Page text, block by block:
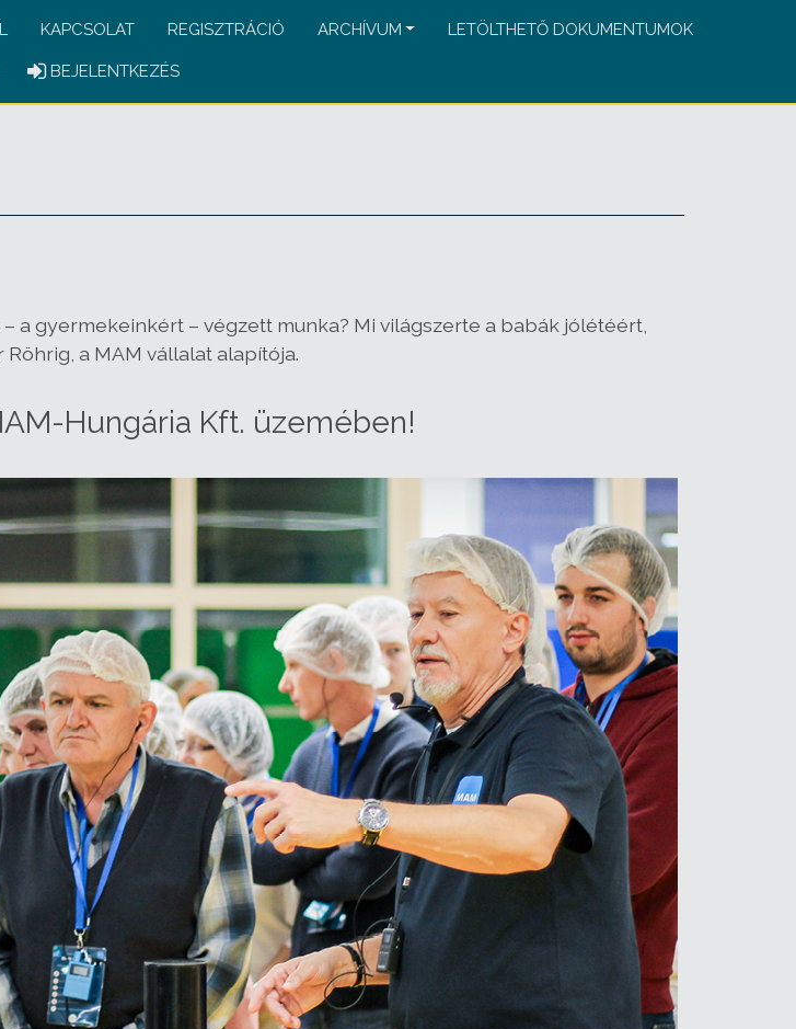
KAPCSOLAT REGISZTRÁCIÓ ARCHÍVUM LETÖLTHETŐ DOKUMENTUMOK
BEJELENTKEZÉS
gyermekeinkért – végzett munka? Mi világszerte a babák jólétéért,
a MAM vállalat alapítója.
Hungária Kft. üzemében!